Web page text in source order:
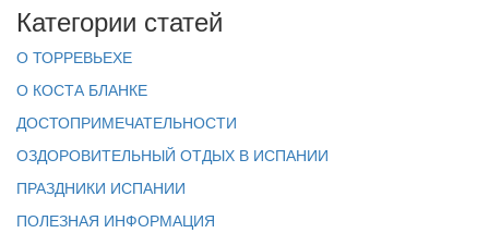
Категории статей
О ТОРРЕВЬЕХЕ
О КОСТА БЛАНКЕ
ДОСТОПРИМЕЧАТЕЛЬНОСТИ
ОЗДОРОВИТЕЛЬНЫЙ ОТДЫХ В ИСПАНИИ
ПРАЗДНИКИ ИСПАНИИ
ПОЛЕЗНАЯ ИНФОРМАЦИЯ